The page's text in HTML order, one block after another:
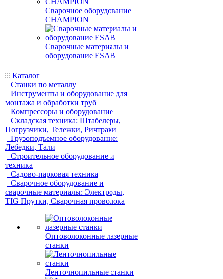
Сварочное оборудование
CHAMPION
Сварочные материалы и
оборудование ESAB
Каталог
Станки по металлу
Инструменты и оборудование для
монтажа и обработки труб
Компрессоры и оборудование
Складская техника: Штабелеры,
Погрузчики, Тележки, Ричтраки
Грузоподъемное оборудование:
Лебедки, Тали
Строительное оборудование и
техника
Садово-парковая техника
Сварочное оборудование и
сварочные материалы: Электроды,
TIG Прутки, Сварочная проволока
Оптоволоконные лазерные
станки
Ленточнопильные станки